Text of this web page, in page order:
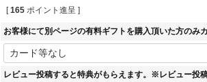
[ 165 ポイント進呈 ]
お客様にて別ページの有料ギフトを購入頂いた方のみ
レビュー投稿すると特典がもらえます。※レビュー投